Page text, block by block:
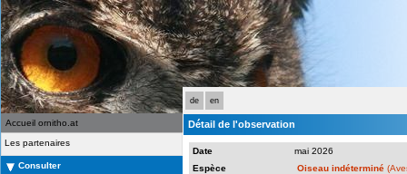
de en
Accueil ornitho.at
Les partenaires
Consulter
Détail de l'observation
Date
mai 2026
Espèce
Oiseau indéterminé